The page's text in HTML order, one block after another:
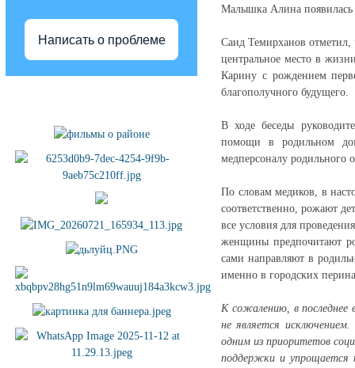
Написать о проблеме
Малышка Алина появилась
Саид Темирханов отметил,
центральное место в
Карину с рождением
благополучного будущего.
В ходе беседы
помощи в родильном
медперсоналу родильного
По словам медиков, в
соответственно, рожают
все условия для
женщины предпочитают
сами направляют в
именно в городских
К сожалению, в последнее
не является
одним из приоритетов
поддержки и упрощается